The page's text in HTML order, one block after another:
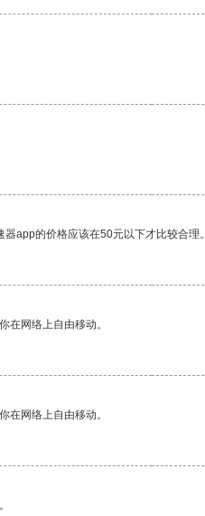
app的价格应该在50元以下才比较合理。
在网络上自由移动。
在网络上自由移动。